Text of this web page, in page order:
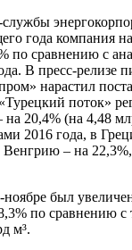
года компания
по сравнению с
В пресс-релизе
нарастил
поток»
20,4% (на 4,48
2016 года, в
Венгрию – на
был
по сравнению
м³.